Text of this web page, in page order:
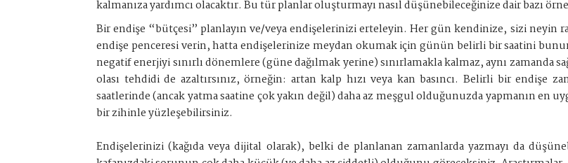
kalmanıza yardımcı olacaktır. Bu tür planlar oluşturmayı nasıl düşünebileceğinize dair bazı
Bir endişe “bütçesi” planlayın ve/veya endişelerinizi erteleyin. Her gün kendinize, sizi neyin
endişe penceresi verin, hatta endişelerinize meydan okumak için günün belirli bir saatini
negatif enerjiyi sınırlı dönemlere (güne dağılmak yerine) sınırlamakla kalmaz, aynı zamanda
olası tehdidi de azaltırsınız, örneğin: artan kalp hızı veya kan basıncı. Belirli bir endişe
saatlerinde (ancak yatma saatine çok yakın değil) daha az meşgul olduğunuzda yapmanın
bir zihinle yüzleşebilirsiniz.
Endişelerinizi (kağıda veya dijital olarak), belki de planlanan zamanlarda yazmayı da